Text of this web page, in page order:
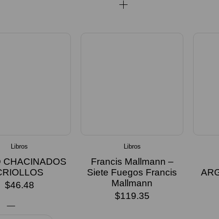
Libros
CHACINADOS
$46.48
Libros
Francis Mallmann –
Siete Fuegos Francis
Mallmann
$119.35